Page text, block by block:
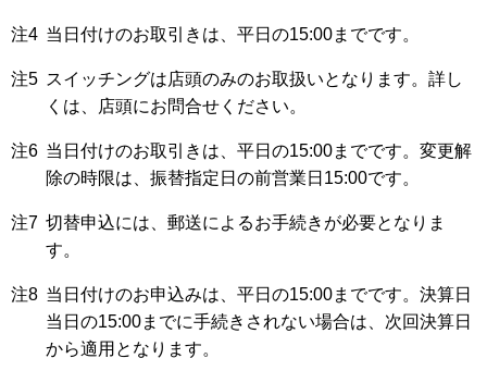
注4 当日付けのお取引きは、平日の15:00までです。
注5 スイッチングは店頭のみのお取扱いとなります。詳し
くは、店頭にお問合せください。
注6 当日付けのお取引きは、平日の15:00までです。変更解
除の時限は、振替指定日の前営業日15:00です。
注7 切替申込には、郵送によるお手続きが必要となりま
す。
注8 当日付けのお申込みは、平日の15:00までです。決算日
当日の15:00までに手続きされない場合は、次回決算日
から適用となります。